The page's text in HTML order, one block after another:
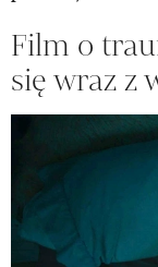
Film o
się wraz z